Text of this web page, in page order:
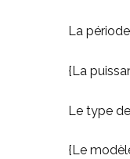
La
{La
Le type
{Le